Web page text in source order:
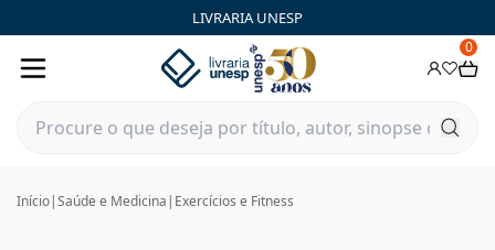
LIVRARIA UNESP
0
Início|Saúde e Medicina | Exercícios e Fitness
Exercícios e Fitness|Livraria Unesp | FastStore PLP